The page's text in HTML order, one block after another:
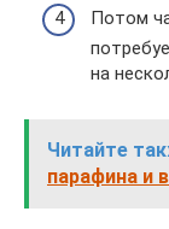
Потом
на
Читайте
парафина и